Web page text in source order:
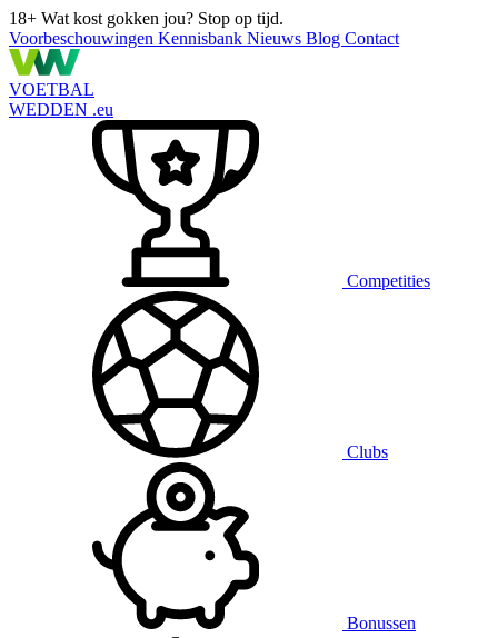
18+ Wat kost gokken jou? Stop op tijd.
Voorbeschouwingen Kennisbank Nieuws Blog Contact
VOETBAL
WEDDEN .eu
Competities
Clubs
Bonussen